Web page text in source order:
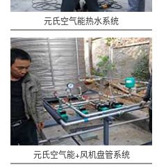
元氏空气能热水系统
元氏空气能+风机盘管系统